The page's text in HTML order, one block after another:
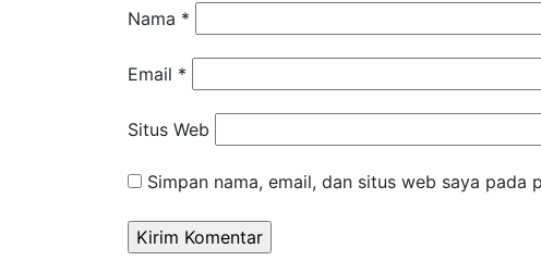
Nama *
Email *
Situs Web
Simpan nama, email, dan situs web saya